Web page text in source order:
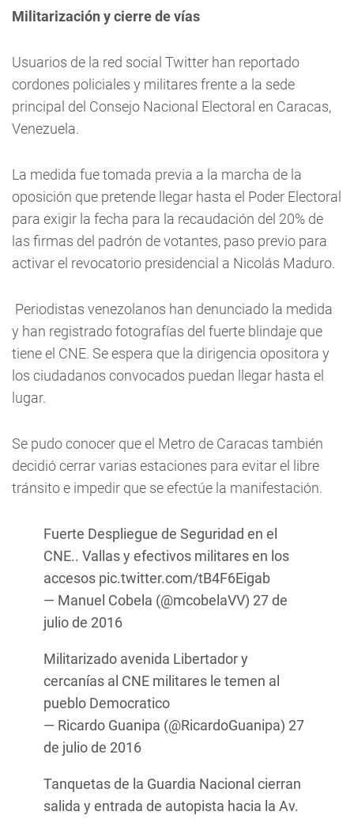
Militarización y cierre de vías
Usuarios de la red social Twitter han reportado
cordones policiales y militares frente a la sede
principal del Consejo Nacional Electoral en Caracas,
Venezuela.
La medida fue tomada previa a la marcha de la
oposición que pretende llegar hasta el Poder Electoral
para exigir la fecha para la recaudación del 20% de
las firmas del padrón de votantes, paso previo para
activar el revocatorio presidencial a Nicolás Maduro.
Periodistas venezolanos han denunciado la medida
y han registrado fotografías del fuerte blindaje que
tiene el CNE. Se espera que la dirigencia opositora y
los ciudadanos convocados puedan llegar hasta el
lugar.
Se pudo conocer que el Metro de Caracas también
decidió cerrar varias estaciones para evitar el libre
tránsito e impedir que se efectúe la manifestación.
Fuerte Despliegue de Seguridad en el
CNE.. Vallas y efectivos militares en los
accesos pic.twitter.com/tB4F6Eigab
— Manuel Cobela (@mcobelaVV) 27 de
julio de 2016
Militarizado avenida Libertador y
cercanías al CNE militares le temen al
pueblo Democratico
— Ricardo Guanipa (@RicardoGuanipa) 27
de julio de 2016
Tanquetas de la Guardia Nacional cierran
salida y entrada de autopista hacia la Av.